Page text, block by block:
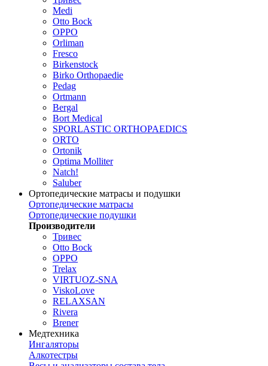
Medi
Otto Bock
OPPO
Orliman
Fresco
Birkenstock
Birko Orthopaedie
Pedag
Ortmann
Bergal
Bort Medical
SPORLASTIC ORTHOPAEDICS
ORTO
Ortonik
Optima Molliter
Natch!
Saluber
Ортопедические матрасы и подушки
Ортопедические матрасы
Ортопедические подушки
Производители
Тривес
Otto Bock
OPPO
Trelax
VIRTUOZ-SNA
ViskoLove
RELAXSAN
Rivera
Brener
Медтехника
Ингаляторы
Алкотестры